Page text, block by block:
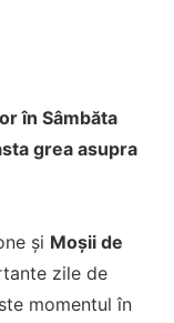
în Sâmbăta
grea asupra
și Moșii de
zile de
momentul în